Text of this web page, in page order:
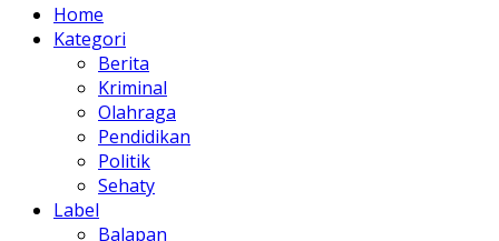
Home
Kategori
Berita
Kriminal
Olahraga
Pendidikan
Politik
Sehaty
Label
Balapan